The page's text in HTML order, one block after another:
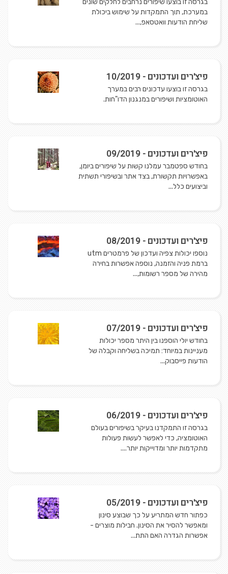
בגרסה זו בוצעו שיפורים נרחבים לחלקים שונים
במערכת, תוך התמקדות על שימוש ביכולת
שליחת הודעות וואטסאפ,...
פיצ'רים ועדכונים - 10/2019
בגרסה זו בוצעו עדכונים רבים במערך
האוטומציות ושיפורים במנגנון הדו"חות.
פיצ'רים ועדכונים - 09/2019
בחודש ספטמבר עמלנו קשות על שיפורים ביומן,
באפשרויות תקשורת, בצד אתר ובשיפורי תשתית
וביצועים כלל...
פיצ'רים ועדכונים - 08/2019
נוספו יכולות צפיה ועדכון של פרמטרים utm
ברמת פניה והזמנה, נוספה אפשרות בחירה
מהירה של מספר רשומות,...
פיצ'רים ועדכונים - 07/2019
בחודש יולי הוספנו בין היתר מספר יכולות
מעניינות במיוחד: תמיכה בשליחה וקבלה של
הודעות פייסבוק...
פיצ'רים ועדכונים - 06/2019
בגרסה זו התמקדנו בעיקר בשיפורים בעולם
האוטומציה, כדי לאפשר לעשות פעולות
מתקדמות יותר ומדוייקות יותר....
פיצ'רים ועדכונים - 05/2019
כפתור חדש המתריע על כך שבוצע סינון
ומאפשר להסיר את הסינון. חבילות מוצרים -
אפשרות הגדרה האם התת...